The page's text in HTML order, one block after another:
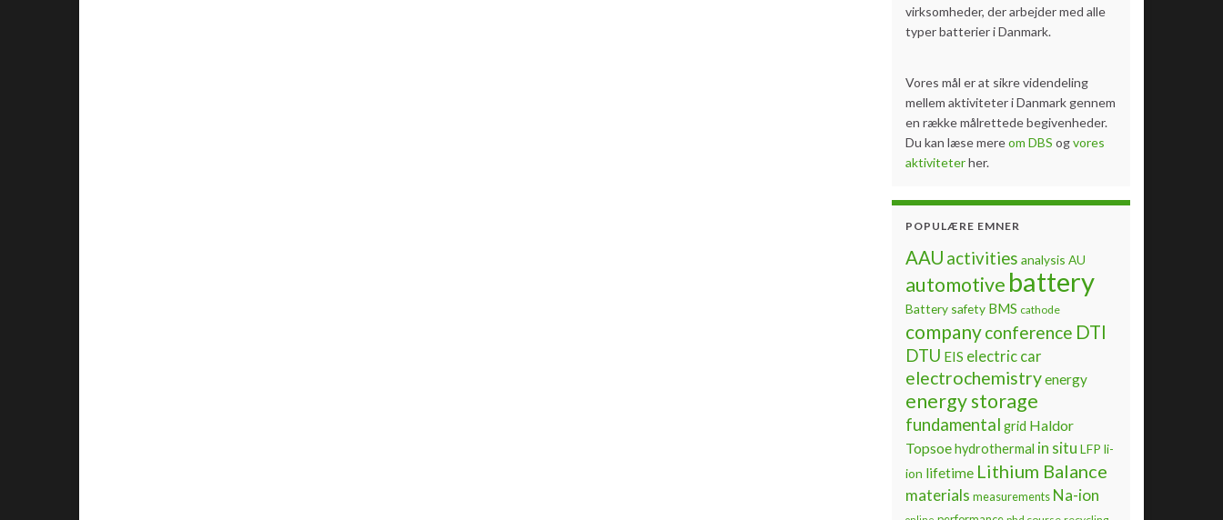
virksomheder, der arbejder med alle
typer batterier i Danmark.
Vores mål er at sikre videndeling
mellem aktiviteter i Danmark gennem
en række målrettede begivenheder.
Du kan læse mereom DBS ogvores
aktiviteterher.
POPULÆRE EMNER
AAU activities analysis AU
automotive battery
Battery safety BMS cathode
companyconference DTI
DTU EIS electric car
electrochemistryenergy
energy storage
fundamental grid Haldor
Topsoe hydrothermal in situ LFP li-
ion lifetime Lithium Balance
materials measurements Na-ion